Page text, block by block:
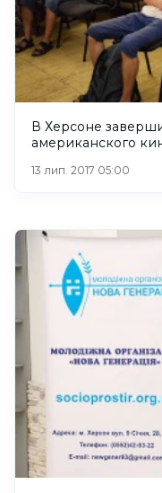
В Херсоне
американского
13 лип. 2017 05:00